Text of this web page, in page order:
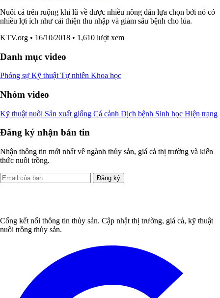
Nuôi cá trên ruộng khi lũ về được nhiều nông dân lựa chọn bởi nó có
nhiều lợi ích như cải thiện thu nhập và giảm sâu bệnh cho lúa.
KTV.org • 16/10/2018 • 1,610 lượt xem
Danh mục video
Phóng sự Kỹ thuật Tự nhiên Khoa học
Nhóm video
Kỹ thuật nuôi Sản xuất giống Cá cảnh Dịch bệnh Sinh học Hiện trạng
Đăng ký nhận bản tin
Nhận thông tin mới nhất về ngành thủy sản, giá cả thị trường và kiến
thức nuôi trồng.
Đăng ký
Cổng kết nối thông tin thủy sản. Cập nhật thị trường, giá cả, kỹ thuật
nuôi trồng thủy sản.